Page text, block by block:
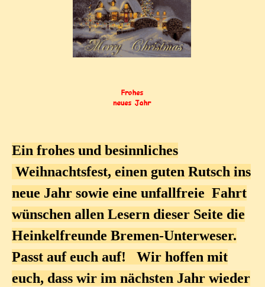
Ein frohes und besinnliches
Weihnachtsfest, einen guten Rutsch ins
neue Jahr sowie eine unfallfreie Fahrt
wünschen allen Lesern dieser Seite die
Heinkelfreunde Bremen-Unterweser.
Passt auf euch auf! Wir hoffen mit
euch, dass wir im nächsten Jahr wieder